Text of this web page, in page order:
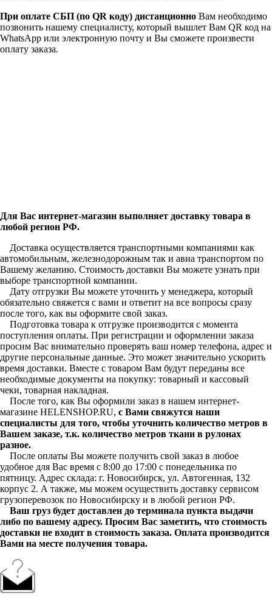
При оплате СБП (по QR коду) дистанционно Вам необходимо
позвонить нашему специалисту, который вышлет Вам QR код на
WhatsApp или электронную почту и Вы сможете произвести
оплату заказа.
Для Вас интернет-магазин выполняет доставку товара в
любой регион РФ.
Доставка осуществляется транспортными компаниями как
автомобильным, железнодорожным так и авиа транспортом по
Вашему желанию. Стоимость доставки Вы можете узнать при
выборе транспортной компании.
Дату отгрузки Вы можете уточнить у менеджера, который
обязательно свяжется с вами и ответит на все вопросы сразу
после того, как вы оформите свой заказ.
Подготовка товара к отгрузке производится с момента
поступления оплаты. При регистрации и оформлении заказа
просим Вас внимательно проверять ваш номер телефона, адрес и
другие персональные данные. Это может значительно ускорить
время доставки. Вместе с товаром Вам будут переданы все
необходимые документы на покупку: товарный и кассовый
чеки, товарная накладная.
После того, как Вы оформили заказ в нашем интернет-
магазине HELENSHOP.RU, с Вами свяжутся наши
специалисты для того, чтобы уточнить количество метров в
Вашем заказе, т.к. количество метров ткани в рулонах
разное.
После оплаты Вы можете получить свой заказ в любое
удобное для Вас время с 8:00 до 17:00 с понедельника по
пятницу. Адрес склада: г. Новосибирск, ул. Автогенная, 132
корпус 2. А также, мы можем осуществить доставку сервисом
грузоперевозок по Новосибирску и в любой регион РФ.
Ваш груз будет доставлен до терминала пункта выдачи
либо по вашему адресу. Просим Вас заметить, что стоимость
доставки не входит в стоимость заказа. Оплата производится
Вами на месте получения товара.